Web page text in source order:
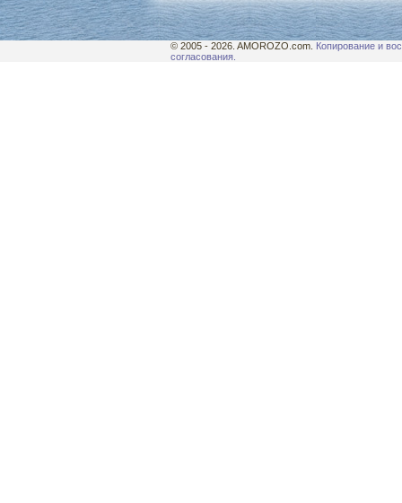
© 2005 - 2026. AMOROZO.com. Копирование и
согласования.